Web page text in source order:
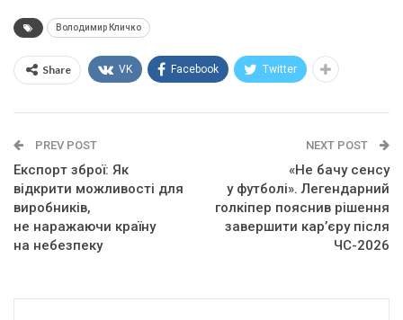
Володимир Кличко
Share VK Facebook Twitter
PREV POST
Експорт зброї: Як
відкрити можливості для
виробників,
не наражаючи країну
на небезпеку
NEXT POST
«Не бачу сенсу
у футболі». Легендарний
голкіпер пояснив рішення
завершити кар’єру після
ЧС-2026